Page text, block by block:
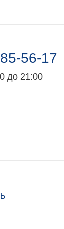
56-17
до 21:00